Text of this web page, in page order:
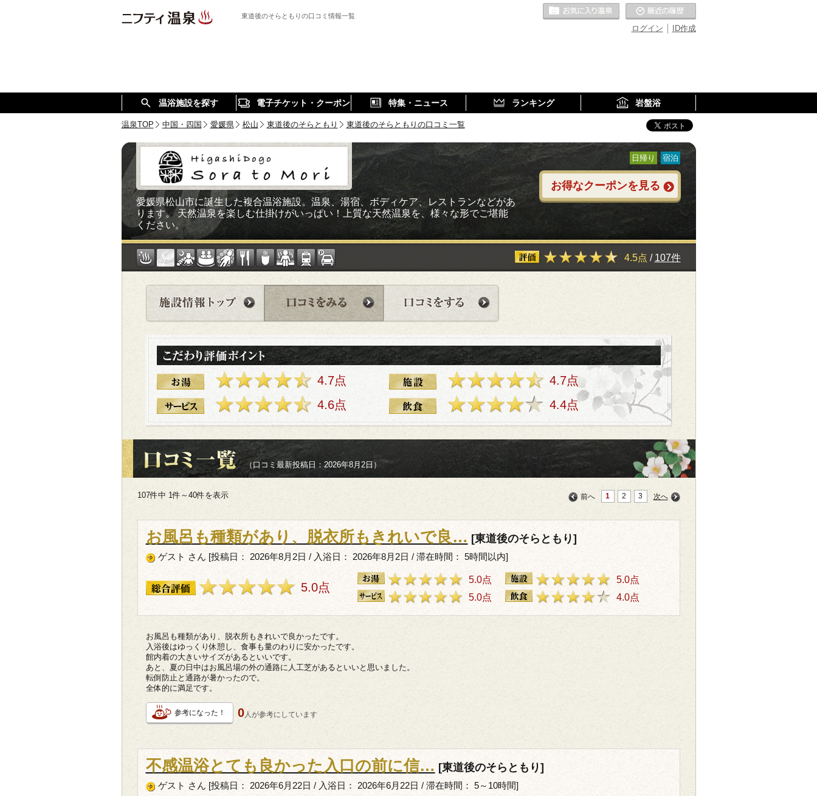
東道後のそらともりの口コミ情報一覧
ID作成
ログイン
お気に入りの温泉
温浴施設を探す 電子チケット・クーポン 特集・ニュース ランキング 岩盤浴
温泉TOP 中国・四国 愛媛県 松山 東道後のそらともり 東道後のそらともりの口コミ一覧
愛媛県松山市に誕生した複合温浴施設。温泉、湯宿、ボディケア、レストランなどがあ
ります。 天然温泉を楽しむ仕掛けがいっぱい！上質な天然温泉を、様々な形でご堪能
ください。
日帰り 宿泊
お得なクーポンを見る
4.5点 / 107件
4.7点
4.7点
4.6点
4.4点
（口コミ最新投稿日：2026年8月2日）
107件中 1件～40件を表示 前へ 1 2 3 次へ
お風呂も種類があり、脱衣所もきれいで良… [東道後のそらともり]
ゲスト さん [投稿日： 2026年8月2日 / 入浴日： 2026年8月2日 / 滞在時間： 5時間以内]
5.0点
5.0点
5.0点
5.0点
4.0点
お風呂も種類があり、脱衣所もきれいで良かったです。
入浴後はゆっくり休憩し、食事も量のわりに安かったです。
館内着の大きいサイズがあるといいです。
あと、夏の日中はお風呂場の外の通路に人工芝があるといいと思いました。
転倒防止と通路が暑かったので。
全体的に満足です。
参考になった！ 0人が参考にしています
不感温浴とても良かった入口の前に信… [東道後のそらともり]
ゲスト さん [投稿日： 2026年6月22日 / 入浴日： 2026年6月22日 / 滞在時間： 5～10時間]